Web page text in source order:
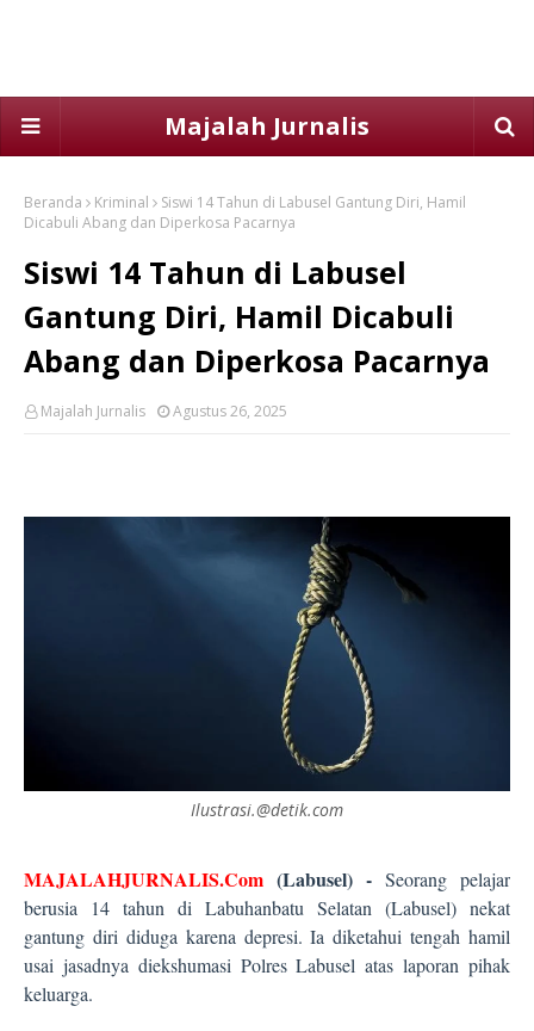
Majalah Jurnalis
Beranda Kriminal
Siswi 14 Tahun di Labusel Gantung Diri, Hamil
Dicabuli Abang dan Diperkosa Pacarnya
Siswi 14 Tahun di Labusel
Gantung Diri, Hamil Dicabuli
Abang dan Diperkosa Pacarnya
Majalah Jurnalis Agustus 26, 2025
Ilustrasi.@detik.com
MAJALAHJURNALIS.Com (Labusel) - Seorang pelajar
berusia 14 tahun di Labuhanbatu Selatan (Labusel) nekat
gantung diri diduga karena depresi. Ia diketahui tengah hamil
usai jasadnya diekshumasi Polres Labusel atas laporan pihak
keluarga.